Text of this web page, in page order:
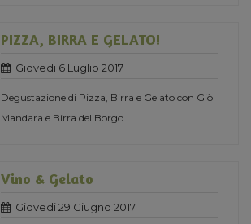
PIZZA, BIRRA E GELATO!
Giovedi 6 Luglio 2017
Degustazione di Pizza, Birra e Gelato con Giò
Mandara e Birra del Borgo
Vino & Gelato
Giovedi 29 Giugno 2017